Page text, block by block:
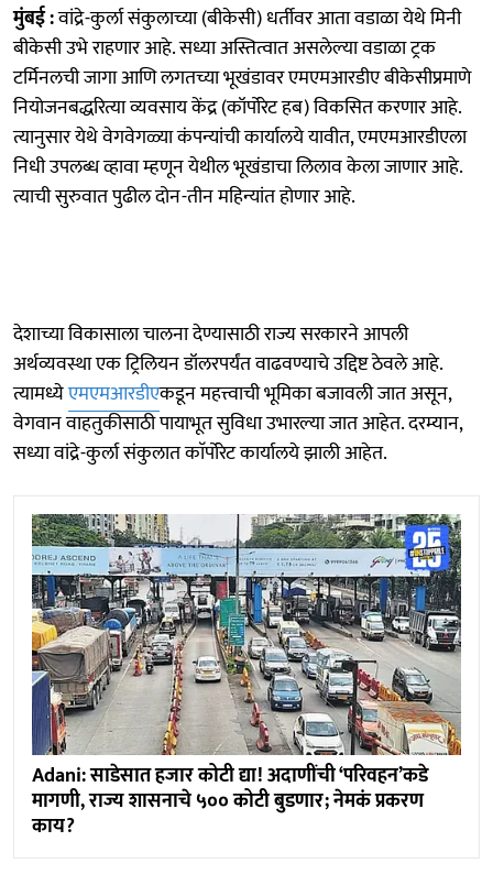
मुंबई :वांद्रे-कुर्ला संकुलाच्या (बीकेसी) धर्तीवर आता वडाळा येथे मिनी
बीकेसी उभे राहणार आहे. सध्या अस्तित्वात असलेल्या वडाळा ट्रक
टर्मिनलची जागा आणि लगतच्या भूखंडावर एमएमआरडीए बीकेसीप्रमाणे
नियोजनबद्धरित्या व्यवसाय केंद्र (कॉर्पोरेट हब) विकसित करणार आहे.
त्यानुसार येथे वेगवेगळ्या कंपन्यांची कार्यालये यावीत, एमएमआरडीएला
निधी उपलब्ध व्हावा म्हणून येथील भूखंडाचा लिलाव केला जाणार आहे.
त्याची सुरुवात पुढील दोन-तीन महिन्यांत होणार आहे.
देशाच्या विकासाला चालना देण्यासाठी राज्य सरकारने आपली
अर्थव्यवस्था एक ट्रिलियन डॉलरपर्यंत वाढवण्याचे उद्दिष्ट ठेवले आहे.
त्यामध्येएमएमआरडीएकडून महत्त्वाची भूमिका बजावली जात असून,
वेगवान वाहतुकीसाठी पायाभूत सुविधा उभारल्या जात आहेत. दरम्यान,
सध्या वांद्रे-कुर्ला संकुलात काॅर्पोरेट कार्यालये झाली आहेत.
Adani: साडेसात हजार कोटी द्या! अदाणींची ‘परिवहन’कडे
मागणी, राज्य शासनाचे ५०० कोटी बुडणार; नेमकं प्रकरण
काय?